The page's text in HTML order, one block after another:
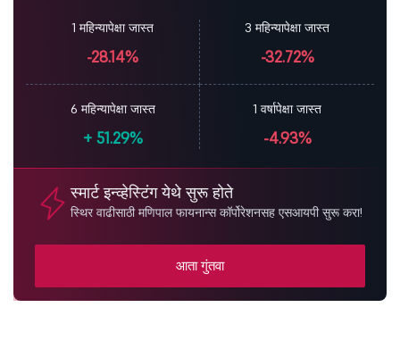
1 महिन्यापेक्षा जास्त
-28.14%
3 महिन्यापेक्षा जास्त
-32.72%
6 महिन्यापेक्षा जास्त
+51.29%
1 वर्षापेक्षा जास्त
-4.93%
स्मार्ट इन्व्हेस्टिंग येथे सुरू होते
स्थिर वाढीसाठी मणिपाल फायनान्स कॉर्पोरेशनसह एसआयपी सुरू करा!
आता गुंतवा